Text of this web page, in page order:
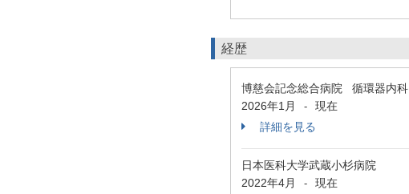
経歴
博慈会記念総合病院 循環器内科
2026年1月
-
現在
詳細を見る
日本医科大学武蔵小杉病院
2022年4月
-
現在